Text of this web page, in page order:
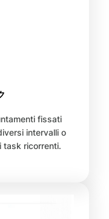
fissati
intervalli o
task ricorrenti.